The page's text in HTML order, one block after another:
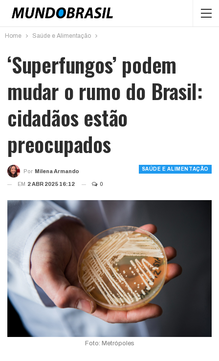
Home Saúde e Alimentação
‘Superfungos’ podem
mudar o rumo do Brasil:
cidadãos estão
preocupados
SAÚDE E ALIMENTAÇÃO
Por Milena Armando
EM 2 ABR 2025 16:12 0
Foto: Metrópoles